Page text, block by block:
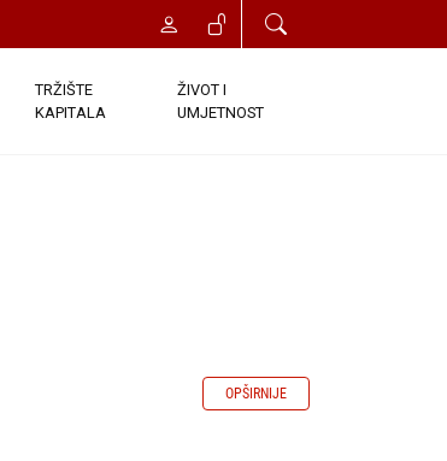
TRŽIŠTE
KAPITALA
ŽIVOT I
UMJETNOST
OPŠIRNIJE